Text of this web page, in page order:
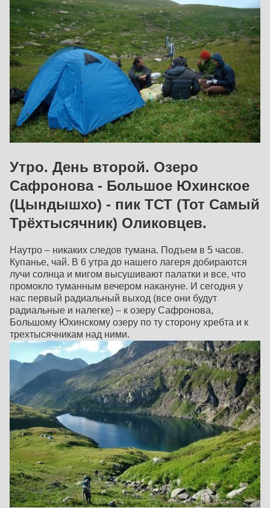
Утро. День второй. Озеро
Сафронова - Большое Юхинское
(Цындышхо) - пик ТСТ (Тот Самый
Трёхтысячник) Оликовцев.
Наутро – никаких следов тумана. Подъем в 5 часов.
Купанье, чай. В 6 утра до нашего лагеря добираются
лучи солнца и мигом высушивают палатки и все, что
промокло туманным вечером накануне. И сегодня у
нас первый радиальный выход (все они будут
радиальные и налегке) – к озеру Сафронова,
Большому Юхинскому озеру по ту сторону хребта и к
трехтысячникам над ними.